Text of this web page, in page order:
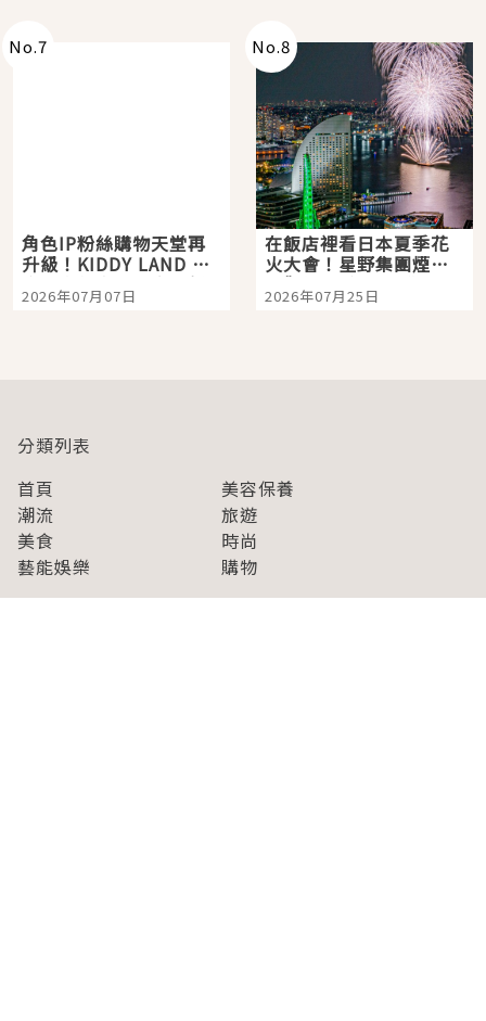
No.7
角色IP粉絲購物天堂再
升級！KIDDY LAND 原
宿店吉伊卡哇迎客，新
開幕 OMOKADO 店3分
2026年07月07日
No.8
在飯店裡看日本夏季花
火大會！星野集團煙火
景觀飯店6選，讓你不用
人擠人悠閒欣賞
2026年07月25日
分類列表
首頁
美容保養
潮流
旅遊
美食
時尚
藝能娛樂
購物